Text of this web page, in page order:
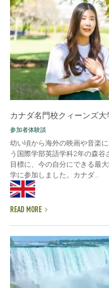
カナダ名門校クィーンズ
参加者体験談
幼い頃から海外の映画や音楽
う国際学部英語学科2年の森
目標に、今の自分にできる最
学に参加しました。カナダ...
READ MORE